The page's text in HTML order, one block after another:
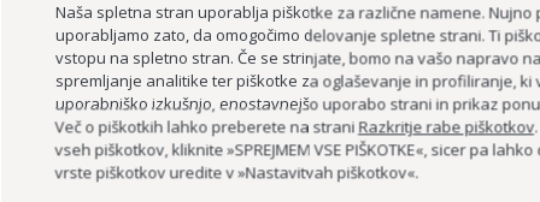
LAHKO BRANJE ZA BISTRI UM
Naša spletna stran uporablja piškotke za različne namene. Nujno
uporabljamo zato, da omogočimo delovanje spletne strani. Ti
vstopu na spletno stran. Če se strinjate, bomo na vašo napravo
spremljanje analitike ter piškotke za oglaševanje in profiliranje, ki
uporabniško izkušnjo, enostavnejšo uporabo strani in prikaz
Več o piškotkih lahko preberete na strani Razkritje rabe piškotkov
vseh piškotkov, kliknite »SPREJMEM VSE PIŠKOTKE«, sicer pa
vrste piškotkov uredite v »Nastavitvah piškotkov«.